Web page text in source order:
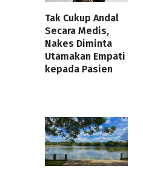
Tak Cukup Andal
Secara Medis,
Nakes Diminta
Utamakan Empati
kepada Pasien